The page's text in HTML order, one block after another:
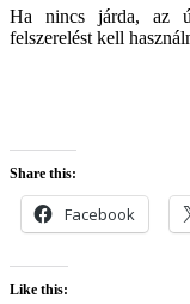
Ha nincs járda, az
felszerelést kell
Share this:
Facebook
Like this: